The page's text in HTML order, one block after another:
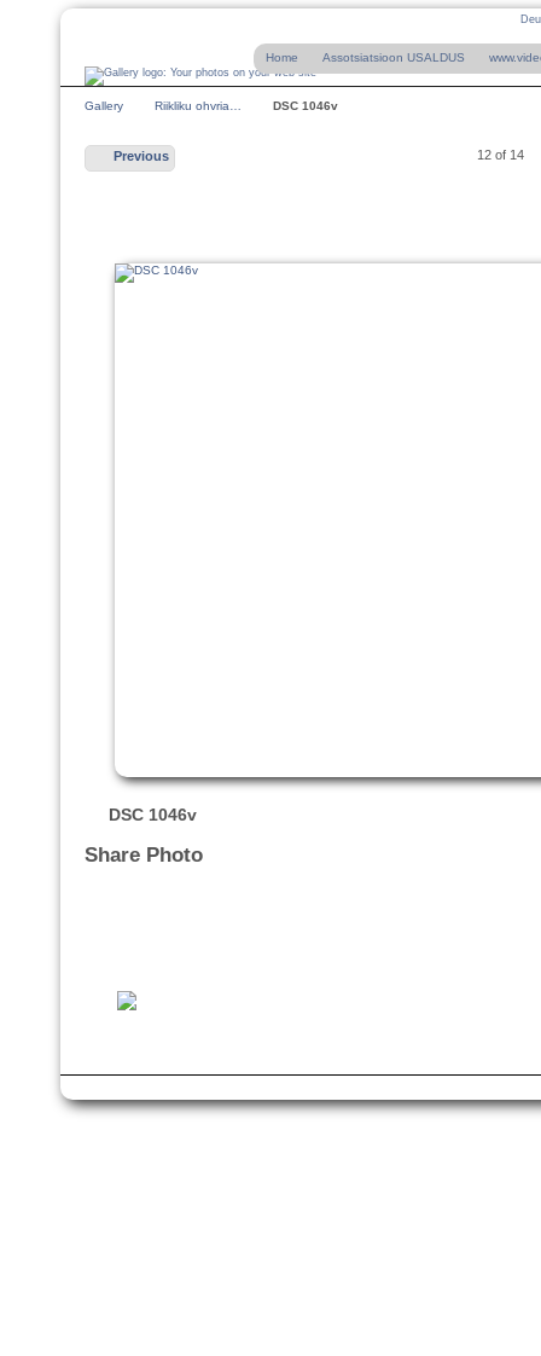
Home Assotsiatsioon USALDUS
Gallery Riikliku ohvria… DSC 1046v
Previous 12 of 14
DSC 1046v
Share Photo